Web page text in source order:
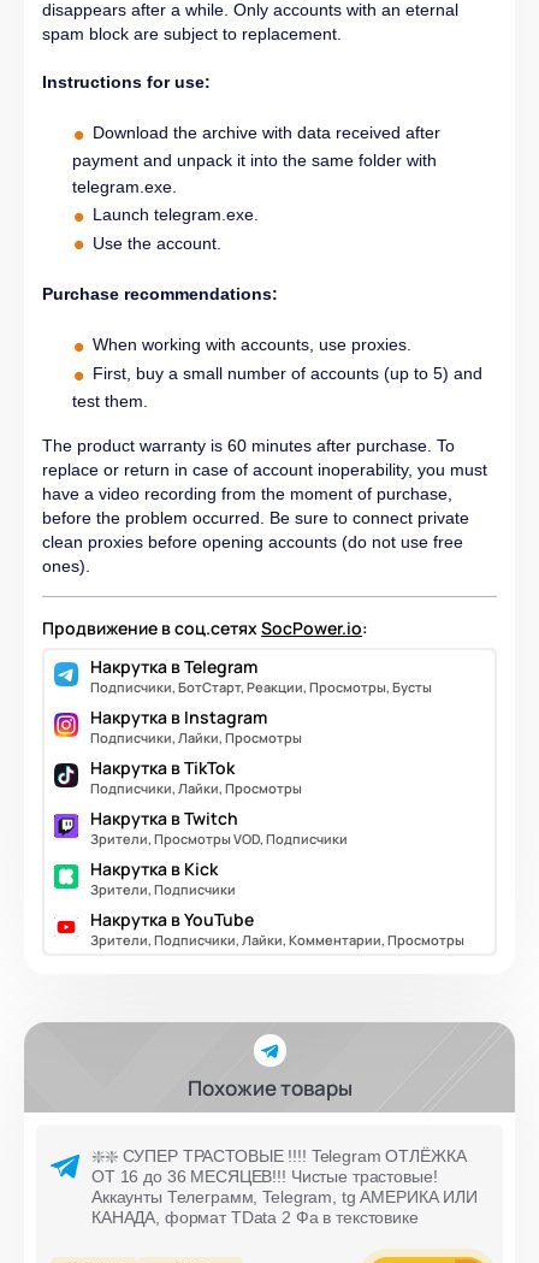
disappears after a while. Only accounts with an eternal
spam block are subject to replacement.
Instructions for use:
Download the archive with data received after
payment and unpack it into the same folder with
telegram.exe.
Launch telegram.exe.
Use the account.
Purchase recommendations:
When working with accounts, use proxies.
First, buy a small number of accounts (up to 5) and
test them.
The product warranty is 60 minutes after purchase. To
replace or return in case of account inoperability, you must
have a video recording from the moment of purchase,
before the problem occurred. Be sure to connect private
clean proxies before opening accounts (do not use free
ones).
Продвижение в соц.сетяхSocPower.io:
Накрутка в Telegram
Подписчики, БотСтарт, Реакции, Просмотры, Бусты
Накрутка в Instagram
Подписчики, Лайки, Просмотры
Накрутка в TikTok
Подписчики, Лайки, Просмотры
Накрутка в Twitch
Зрители, Просмотры VOD, Подписчики
Накрутка в Kick
Зрители, Подписчики
Накрутка в YouTube
Зрители, Подписчики, Лайки, Комментарии, Просмотры
Похожие товары
❇️❇️ СУПЕР ТРАСТОВЫЕ !!!! Telegram ОТЛЁЖКА
ОТ 16 до 36 МЕСЯЦЕВ!!! Чистые трастовые!
Аккаунты Телеграмм, Telegram, tg АМЕРИКА ИЛИ
КАНАДА, формат TData 2 Фа в текстовике